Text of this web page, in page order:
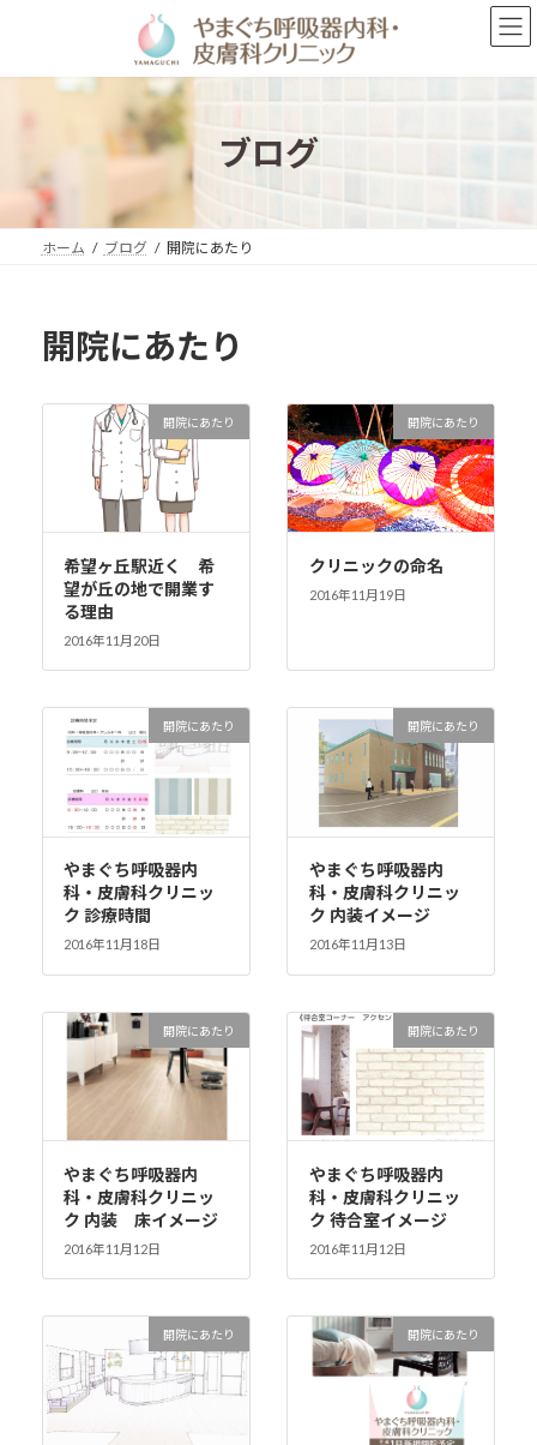
ン
プ
ー
動
ブログ
ホーム ブログ 開院にあたり
開院にあたり
開院にあたり
希望ヶ丘駅近く 希
望が丘の地で開業す
る理由
2016年11月20日
開院にあたり
クリニックの命名
2016年11月19日
開院にあたり
やまぐち呼吸器内
科・皮膚科クリニッ
ク 診療時間
2016年11月18日
開院にあたり
やまぐち呼吸器内
科・皮膚科クリニッ
ク 内装イメージ
2016年11月13日
開院にあたり
やまぐち呼吸器内
科・皮膚科クリニッ
ク 内装 床イメージ
2016年11月12日
開院にあたり
やまぐち呼吸器内
科・皮膚科クリニッ
ク 待合室イメージ
2016年11月12日
開院にあたり 開院にあたり